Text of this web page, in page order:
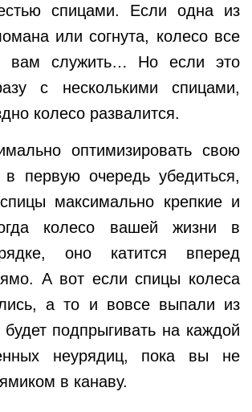
спицами. Если одна из
или согнута, колесо все
вам служить… Но если это
с несколькими спицами,
колесо развалится.
оптимизировать свою
первую очередь убедиться,
максимально крепкие и
колесо вашей жизни в
оно катится вперед
А вот если спицы колеса
а то и вовсе выпали из
будет подпрыгивать на каждой
неурядиц, пока вы не
в канаву.